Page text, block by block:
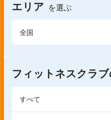
エリア を選ぶ
全国
フィットネスクラ
すべて